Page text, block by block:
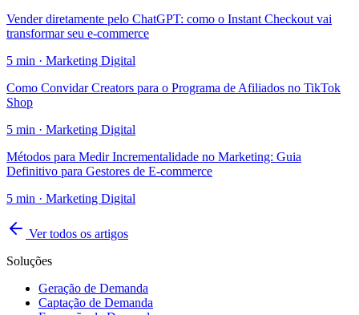
Vender diretamente pelo ChatGPT: como o Instant Checkout vai
transformar seu e-commerce
5 min · Marketing Digital
Como Convidar Creators para o Programa de Afiliados no TikTok
Shop
5 min · Marketing Digital
Métodos para Medir Incrementalidade no Marketing: Guia
Definitivo para Gestores de E-commerce
5 min · Marketing Digital
Ver todos os artigos
Soluções
Geração de Demanda
Captação de Demanda